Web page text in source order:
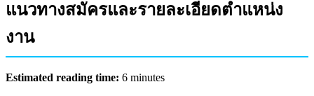
แนวทางสมัครและรายละเอียดตำแหน่ง
งาน
Estimated reading time: 6 minutes